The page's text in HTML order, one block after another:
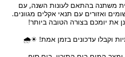
משתנה בהתאם לעונות השנה, עם
ואזורים עם תנאי אקלים מגוונים.
את יומכם בצורה הטובה ביותר!
וקבלו עדכונים בזמן אמת! ☀🌧